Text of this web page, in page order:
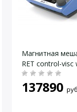
Магнитная
RET control-visc
137890